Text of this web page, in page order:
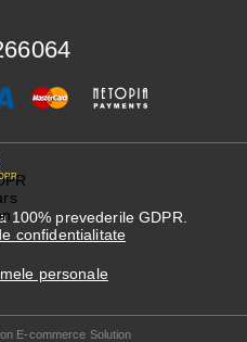
100% prevederile GDPR.
confidentialitate
personale
E-commerce Solution